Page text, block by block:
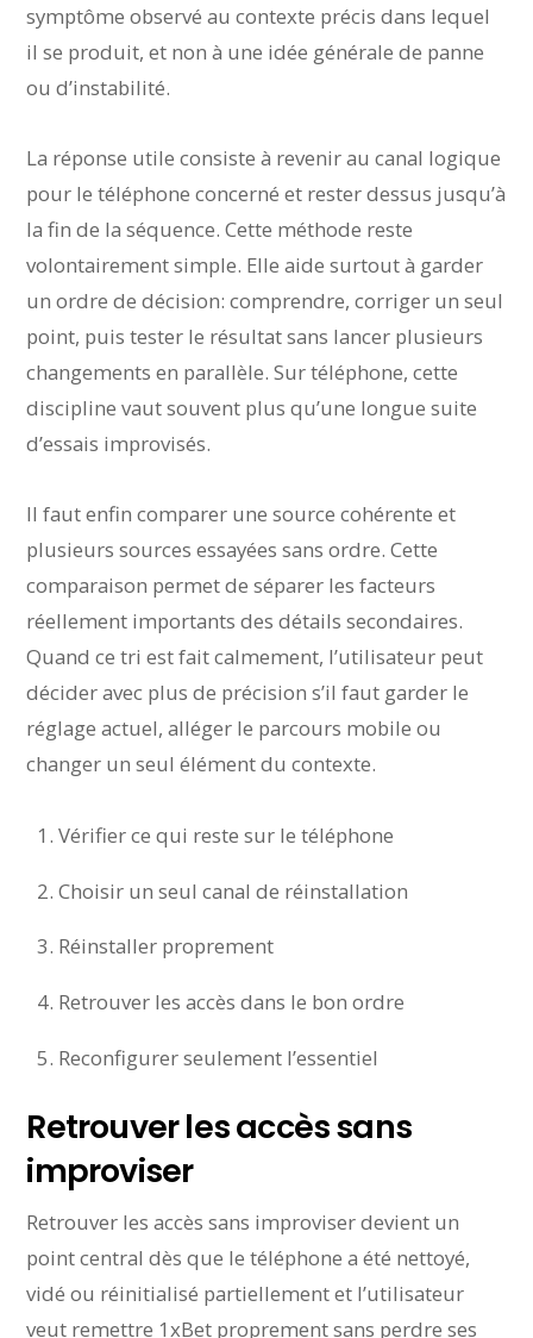
symptôme observé au contexte précis dans lequel
il se produit, et non à une idée générale de panne
ou d’instabilité.
La réponse utile consiste à revenir au canal logique
pour le téléphone concerné et rester dessus jusqu’à
la fin de la séquence. Cette méthode reste
volontairement simple. Elle aide surtout à garder
un ordre de décision: comprendre, corriger un seul
point, puis tester le résultat sans lancer plusieurs
changements en parallèle. Sur téléphone, cette
discipline vaut souvent plus qu’une longue suite
d’essais improvisés.
Il faut enfin comparer une source cohérente et
plusieurs sources essayées sans ordre. Cette
comparaison permet de séparer les facteurs
réellement importants des détails secondaires.
Quand ce tri est fait calmement, l’utilisateur peut
décider avec plus de précision s’il faut garder le
réglage actuel, alléger le parcours mobile ou
changer un seul élément du contexte.
Vérifier ce qui reste sur le téléphone
Choisir un seul canal de réinstallation
Réinstaller proprement
Retrouver les accès dans le bon ordre
Reconfigurer seulement l’essentiel
Retrouver les accès sans
improviser
Retrouver les accès sans improviser devient un
point central dès que le téléphone a été nettoyé,
vidé ou réinitialisé partiellement et l’utilisateur
veut remettre 1xBet proprement sans perdre ses